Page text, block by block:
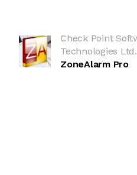
Check Point
Technologies Ltd.
ZoneAlarm Pro